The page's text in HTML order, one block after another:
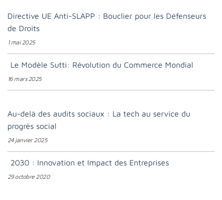
Directive UE Anti-SLAPP : Bouclier pour les Défenseurs
de Droits
1 mai 2025
Le Modèle Sutti: Révolution du Commerce Mondial
16 mars 2025
Au-delà des audits sociaux : La tech au service du
progrès social
24 janvier 2025
2030 : Innovation et Impact des Entreprises
29 octobre 2020